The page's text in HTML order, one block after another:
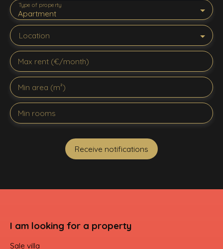
Apartment
Type of property
Location
Max rent (€/month)
Min area (m²)
Min rooms
Receive notifications
I am looking for a property
Sale villa